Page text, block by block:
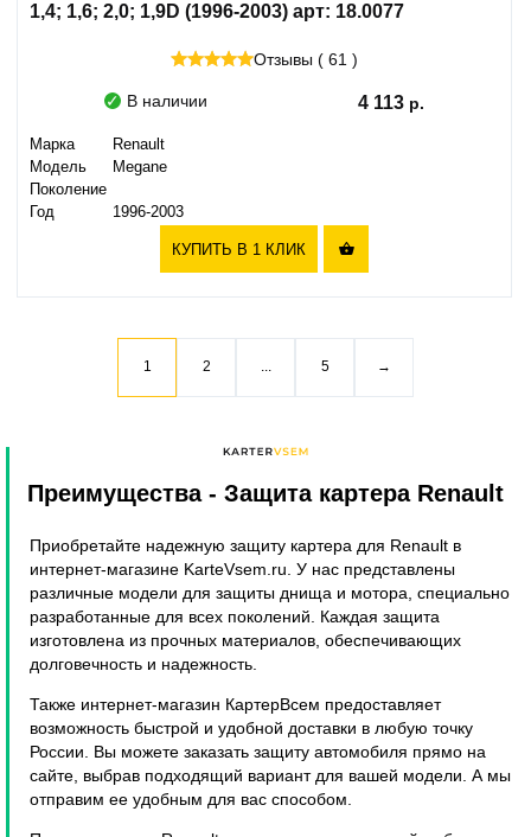
1,4; 1,6; 2,0; 1,9D (1996-2003) арт: 18.0077
Отзывы ( 61 )
В наличии 4 113
Марка
Renault
Модель
Megane
Поколение
Год
1996-2003
КУПИТЬ В 1 КЛИК 
1 2 ... 5 →
Преимущества- Защита картера Renault
Приобретайте надежную защиту картера для Renault в
интернет-магазине KarteVsem.ru. У нас представлены
различные модели для защиты днища и мотора, специально
разработанные для всех поколений. Каждая защита
изготовлена из прочных материалов, обеспечивающих
долговечность и надежность.
Также интернет-магазин КартерВсем предоставляет
возможность быстрой и удобной доставки в любую точку
России. Вы можете заказать защиту автомобиля прямо на
сайте, выбрав подходящий вариант для вашей модели. А мы
отправим ее удобным для вас способом.